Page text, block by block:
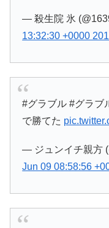
— 殺生院 氷
13:32:30 +0000
#グラブル #グラブ
で勝てた
— ジュンイチ親方
Jun 09 08:58:56